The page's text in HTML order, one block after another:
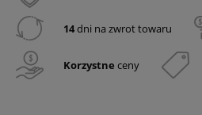
14dni na zwrot towaru
Korzystne ceny